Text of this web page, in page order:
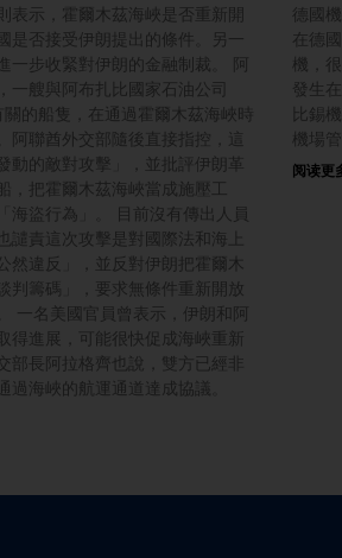
表示，霍爾木茲海峽是否重新開
是否接受伊朗提出的條件。另一
一步收緊對伊朗的金融制裁。 阿
一艘與阿布扎比國家石油公司
關的船隻，在通過霍爾木茲海峽時
阿聯酋外交部隨後直接指控，這
動的敵對攻擊」，並批評伊朗革
，把霍爾木茲海峽當成施壓工
海盜行為」。 目前沒有傳出人員
譴責這次攻擊是對國際法和海上
然違反」，並反對伊朗把霍爾木
判籌碼」，要求無條件重新開放
一名美國官員曾表示，伊朗和阿
得進展，可能很快促成海峽重新
部長阿拉格齊也說，雙方已經非
過海峽的航運通道達成協議。
德國
在德
機，
發生
比錫
機場
阅读更